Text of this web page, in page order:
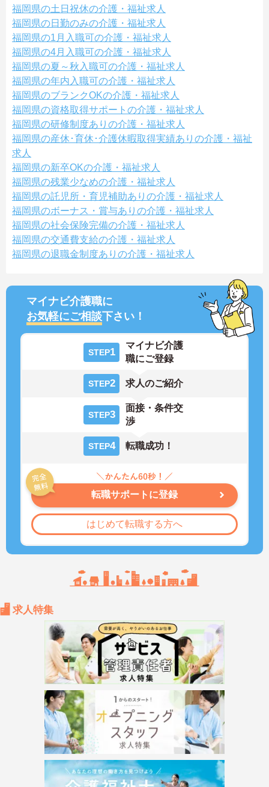
福岡県の土日祝休の介護・福祉求人
福岡県の日勤のみの介護・福祉求人
福岡県の1月入職可の介護・福祉求人
福岡県の4月入職可の介護・福祉求人
福岡県の夏～秋入職可の介護・福祉求人
福岡県の年内入職可の介護・福祉求人
福岡県のブランクOKの介護・福祉求人
福岡県の資格取得サポートの介護・福祉求人
福岡県の研修制度ありの介護・福祉求人
福岡県の産休･育休･介護休暇取得実績ありの介護・福祉
求人
福岡県の新卒OKの介護・福祉求人
福岡県の残業少なめの介護・福祉求人
福岡県の託児所・育児補助ありの介護・福祉求人
福岡県のボーナス・賞与ありの介護・福祉求人
福岡県の社会保険完備の介護・福祉求人
福岡県の交通費支給の介護・福祉求人
福岡県の退職金制度ありの介護・福祉求人
マイナビ介護職に
お気軽にご相談下さい！
STEP1
マイナビ介護
職にご登録
STEP2 求人のご紹介
STEP3
面接・条件交
渉
STEP4 転職成功！
転職サポートに登録
はじめて転職する方へ
求人特集